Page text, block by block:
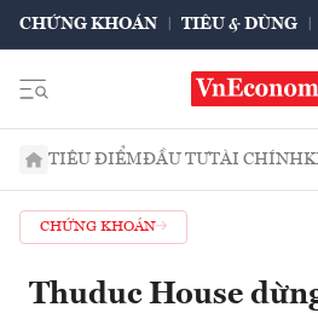
CHỨNG KHOÁN TIÊU & DÙNG
TIÊU ĐIỂMĐẦU TƯTÀI CHÍNH
CHỨNG KHOÁN
Thuduc House